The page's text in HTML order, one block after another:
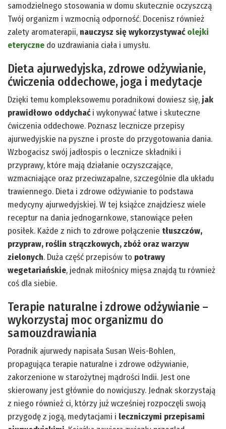
samodzielnego stosowania w domu skutecznie oczyszczą
Twój organizm i wzmocnią odporność. Docenisz również
zalety aromaterapii, nauczysz się wykorzystywaćolejki
eteryczne do uzdrawiania ciała i umysłu.
Dieta ajurwedyjska, zdrowe odżywianie,
ćwiczenia oddechowe, joga i medytacje
Dzięki temu kompleksowemu poradnikowi dowiesz się,jak
prawidłowo oddychaći wykonywać łatwe i skuteczne
ćwiczenia oddechowe. Poznasz lecznicze przepisy
ajurwedyjskie na pyszne i proste do przygotowania dania.
Wzbogacisz swój jadłospis o lecznicze składniki i
przyprawy, które mają działanie oczyszczające,
wzmacniające oraz przeciwzapalne, szczególnie dla układu
trawiennego. Dieta i zdrowe odżywianie to podstawa
medycyny ajurwedyjskiej. W tej książce znajdziesz wiele
receptur na dania jednogarnkowe, stanowiące pełen
posiłek. Każde z nich to zdrowe połączenie tłuszczów,
przypraw, roślin strączkowych, zbóż oraz warzyw
zielonych. Duża część przepisów to potrawy
wegetariańskie, jednak miłośnicy mięsa znajdą tu również
coś dla siebie.
Terapie naturalne i zdrowe odżywianie –
wykorzystaj moc organizmu do
samouzdrawiania
Poradnik ajurwedy napisała Susan Weis-Bohlen,
propagująca terapie naturalne i zdrowe odżywianie,
zakorzenione w starożytnej mądrości Indii. Jest one
skierowany jest głównie do nowicjuszy. Jednak skorzystają
z niego również ci, którzy już wcześniej rozpoczęli swoją
przygodę z jogą, medytacjami i leczniczymi przepisami